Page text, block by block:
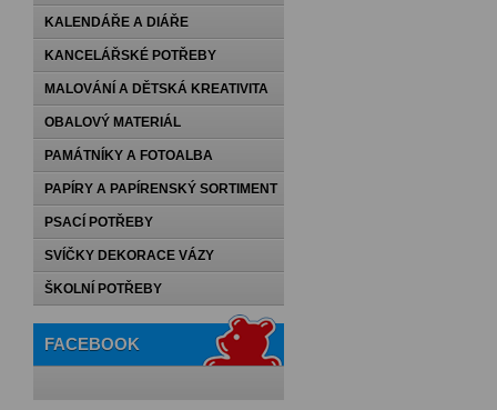
KALENDÁŘE A DIÁŘE
KANCELÁŘSKÉ POTŘEBY
MALOVÁNÍ A DĚTSKÁ KREATIVITA
OBALOVÝ MATERIÁL
PAMÁTNÍKY A FOTOALBA
PAPÍRY A PAPÍRENSKÝ SORTIMENT
PSACÍ POTŘEBY
SVÍČKY DEKORACE VÁZY
ŠKOLNÍ POTŘEBY
FACEBOOK